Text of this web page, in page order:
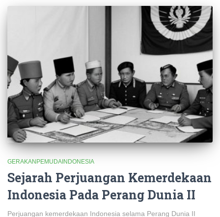
GERAKANPEMUDAINDONESIA
Sejarah Perjuangan Kemerdekaan
Indonesia Pada Perang Dunia II
Perjuangan kemerdekaan Indonesia selama Perang Dunia II